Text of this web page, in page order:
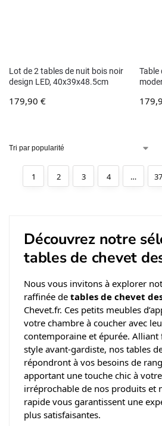
Lot de 2 tables de nuit bois noir
design LED, 40x39x48.5cm
179,90 €
Table
1 2 3 4 … 37
Découvrez notre
tables de chevet
Nous vous invitons à explorer
raffinée de tables de chevet
Chevet.fr. Ces petits meubles
votre chambre à coucher avec
contemporaine et épurée.
style avant-gardiste, nos tables
répondront à vos besoins de
apportant une touche chic à
irréprochable de nos produits et
rapide vous garantissent une
plus satisfaisantes.